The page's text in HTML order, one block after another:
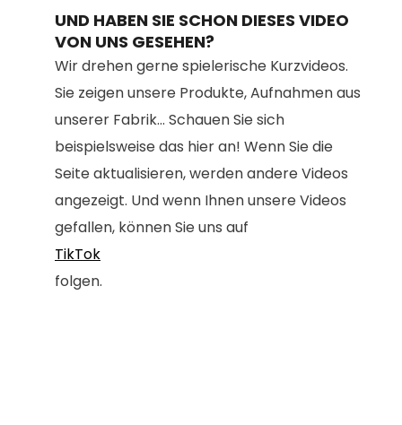
UND HABEN SIE SCHON DIESES VIDEO
VON UNS GESEHEN?
Wir drehen gerne spielerische Kurzvideos.
Sie zeigen unsere Produkte, Aufnahmen aus
unserer Fabrik... Schauen Sie sich
beispielsweise das hier an! Wenn Sie die
Seite aktualisieren, werden andere Videos
angezeigt. Und wenn Ihnen unsere Videos
gefallen, können Sie uns auf
TikTok
folgen.